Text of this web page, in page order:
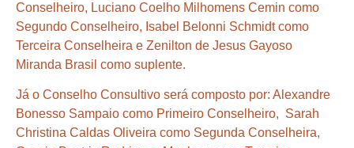
Conselheiro, Luciano Coelho Milhomens Cemin como
Segundo Conselheiro, Isabel Belonni Schmidt como
Terceira Conselheira e Zenilton de Jesus Gayoso
Miranda Brasil como suplente.
Já o Conselho Consultivo será composto por: Alexandre
Bonesso Sampaio como Primeiro Conselheiro, Sarah
Christina Caldas Oliveira como Segunda Conselheira,